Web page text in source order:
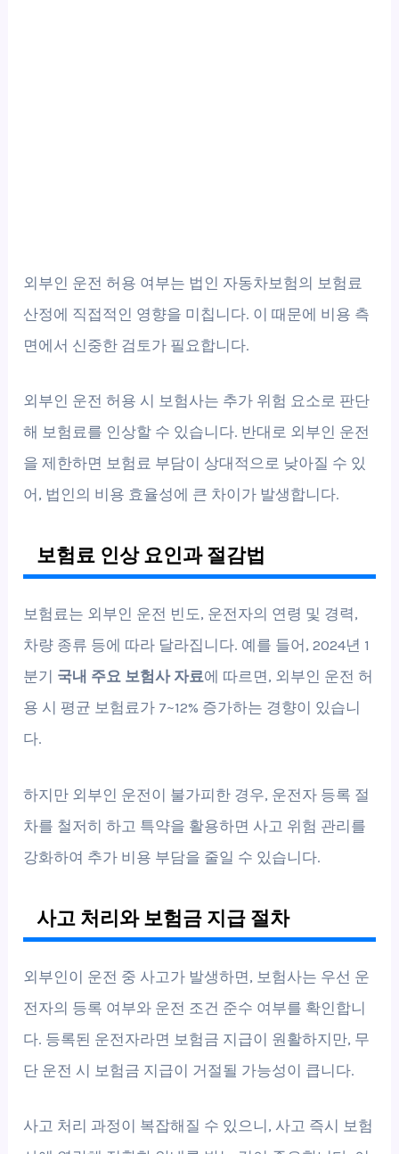
외부인 운전 허용 여부는 법인 자동차보험의 보험료
산정에 직접적인 영향을 미칩니다. 이 때문에 비용 측
면에서 신중한 검토가 필요합니다.
외부인 운전 허용 시 보험사는 추가 위험 요소로 판단
해 보험료를 인상할 수 있습니다. 반대로 외부인 운전
을 제한하면 보험료 부담이 상대적으로 낮아질 수 있
어, 법인의 비용 효율성에 큰 차이가 발생합니다.
보험료 인상 요인과 절감법
보험료는 외부인 운전 빈도, 운전자의 연령 및 경력,
차량 종류 등에 따라 달라집니다. 예를 들어, 2024년 1
분기 국내 주요 보험사 자료에 따르면, 외부인 운전 허
용 시 평균 보험료가 7~12% 증가하는 경향이 있습니
다.
하지만 외부인 운전이 불가피한 경우, 운전자 등록 절
차를 철저히 하고 특약을 활용하면 사고 위험 관리를
강화하여 추가 비용 부담을 줄일 수 있습니다.
사고 처리와 보험금 지급 절차
외부인이 운전 중 사고가 발생하면, 보험사는 우선 운
전자의 등록 여부와 운전 조건 준수 여부를 확인합니
다. 등록된 운전자라면 보험금 지급이 원활하지만, 무
단 운전 시 보험금 지급이 거절될 가능성이 큽니다.
사고 처리 과정이 복잡해질 수 있으니, 사고 즉시 보험